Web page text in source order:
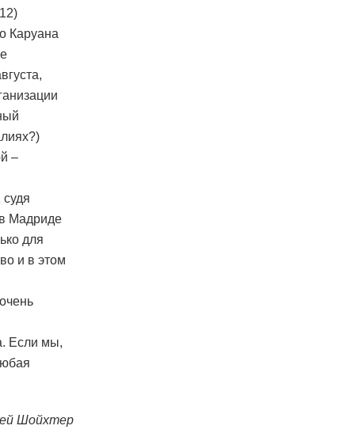
Каруана
–
Мадриде
для
и в этом
Если мы,
Шойхтер